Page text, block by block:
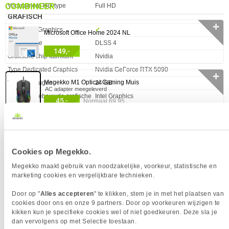
Cookies op Megekko.
Megekko maakt gebruik van noodzakelijke, voorkeur, statistische en
marketing cookies en vergelijkbare technieken.
Door op "Alles accepteren" te klikken, stem je in met het plaatsen van
cookies door ons en onze 9 partners. Door op voorkeuren wijzigen te
kikken kun je specifieke cookies wel of niet goedkeuren. Deze sla je
dan vervolgens op met Selectie toestaan.
400
W
Voorcamera HD-type
Full HD
GRAFISCH
Eigenschap Waarde
Dedicated Graphics
✓︎
DLSS versie
DLSS 4
Grafische chip fabrikant
Nvidia
Type Dedicated Graphics
Nvidia GeForce RTX 5090
Videogeheugen
24 GB
Familie ingebouwde grafische
Intel Graphics
(Integrated) Graphics
VGA Geheugen type
GDDR7
POORTEN & INTERFACES
HDMI uit
USB aansluitingen
2x USB-C (TB5), 3x USB 3.2 (Gen1)
Thunderbolt aansluiting
COMBINEER
Microsoft Office Home 2024 NL
149,-
✛
Megekko M1 Optical Gaming Muis
45,- Normaal 69,95
✛
28,- Normaal 32,95
58,- Normaal 64,95